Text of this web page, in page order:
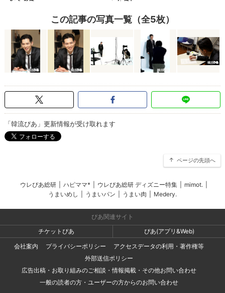
この記事の写真一覧（全5枚）
「韓流ぴあ」更新情報が受け取れます
ページの先頭へ
ウレぴあ総研 ハピママ* ウレぴあ総研 ディズニー特集 mimot.
うまいめし
うまいパン うまい肉 Medery.
ぴあ関連サイト
チケットぴあ
ぴあ(アプリ&Web)
会社案内
プライバシーポリシー
アクセスデータの利用・著作権等
外部送信ポリシー
広告出稿・お取り組みのご相談・情報掲載・その他お問い合わせ
一般の読者の方・ユーザーの方からのお問い合わせ